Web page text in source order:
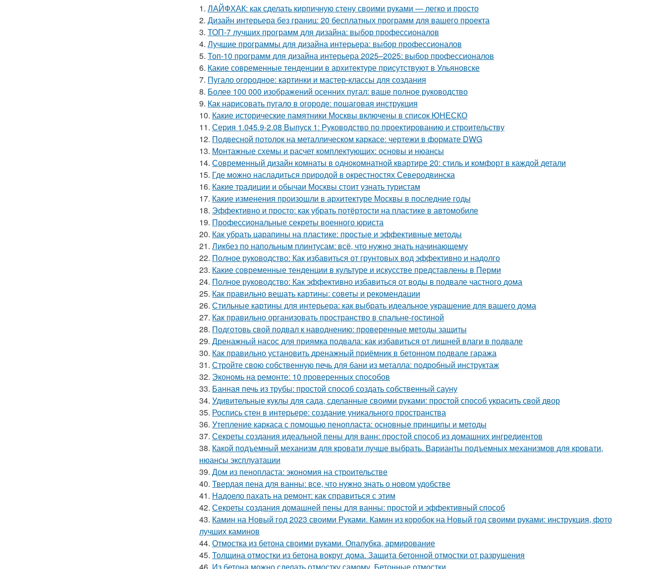
1. ЛАЙФХАК: как сделать кирпичную стену своими руками — легко и просто
2. Дизайн интерьера без границ: 20 бесплатных программ для вашего проекта
3. ТОП-7 лучших программ для дизайна: выбор профессионалов
4. Лучшие программы для дизайна интерьера: выбор профессионалов
5. Топ-10 программ для дизайна интерьера 2025–2025: выбор профессионалов
6. Какие современные тенденции в архитектуре присутствуют в Ульяновске
7. Пугало огородное: картинки и мастер-классы для создания
8. Более 100 000 изображений осенних пугал: ваше полное руководство
9. Как нарисовать пугало в огороде: пошаговая инструкция
10. Какие исторические памятники Москвы включены в список ЮНЕСКО
11. Серия 1.045.9-2.08 Выпуск 1: Руководство по проектированию и строительству
12. Подвесной потолок на металлическом каркасе: чертежи в формате DWG
13. Монтажные схемы и расчет комплектующих: основы и нюансы
14. Современный дизайн комнаты в однокомнатной квартире 20: стиль и комфорт в каждой детали
15. Где можно насладиться природой в окрестностях Северодвинска
16. Какие традиции и обычаи Москвы стоит узнать туристам
17. Какие изменения произошли в архитектуре Москвы в последние годы
18. Эффективно и просто: как убрать потёртости на пластике в автомобиле
19. Профессиональные секреты военного юриста
20. Как убрать царапины на пластике: простые и эффективные методы
21. Ликбез по напольным плинтусам: всё, что нужно знать начинающему
22. Полное руководство: Как избавиться от грунтовых вод эффективно и надолго
23. Какие современные тенденции в культуре и искусстве представлены в Перми
24. Полное руководство: Как эффективно избавиться от воды в подвале частного дома
25. Как правильно вешать картины: советы и рекомендации
26. Стильные картины для интерьера: как выбрать идеальное украшение для вашего дома
27. Как правильно организовать пространство в спальне-гостиной
28. Подготовь свой подвал к наводнению: проверенные методы защиты
29. Дренажный насос для приямка подвала: как избавиться от лишней влаги в подвале
30. Как правильно установить дренажный приёмник в бетонном подвале гаража
31. Стройте свою собственную печь для бани из металла: подробный инструктаж
32. Экономь на ремонте: 10 проверенных способов
33. Банная печь из трубы: простой способ создать собственный сауну
34. Удивительные куклы для сада, сделанные своими руками: простой способ украсить свой двор
35. Роспись стен в интерьере: создание уникального пространства
36. Утепление каркаса с помощью пенопласта: основные принципы и методы
37. Секреты создания идеальной пены для ванн: простой способ из домашних ингредиентов
38. Какой подъемный механизм для кровати лучше выбрать. Варианты подъемных механизмов для кровати,
нюансы эксплуатации
39. Дом из пенопласта: экономия на строительстве
40. Твердая пена для ванны: все, что нужно знать о новом удобстве
41. Надоело пахать на ремонт: как справиться с этим
42. Секреты создания домашней пены для ванны: простой и эффективный способ
43. Камин на Новый год 2023 своими Руками. Камин из коробок на Новый год своими руками: инструкция, фото
лучших каминов
44. Отмостка из бетона своими руками. Опалубка, армирование
45. Толщина отмостки из бетона вокруг дома. Защита бетонной отмостки от разрушения